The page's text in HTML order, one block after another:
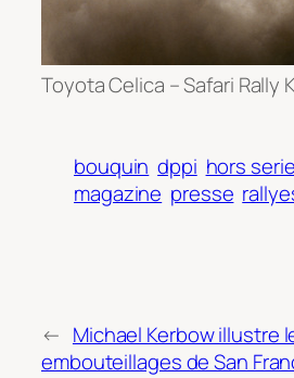
Toyota Celica – Safari Rally
bouquin dppi hors serie
magazine presse
← Michael Kerbow illustre
embouteillages de San